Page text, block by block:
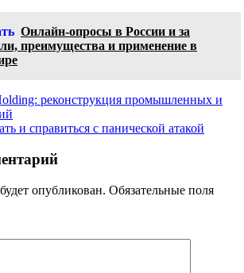
Онлайн-опросы в России и за
преимущества и применение в
реконструкция промышленных и
и справиться с панической атакой
опубликован. Обязательные поля